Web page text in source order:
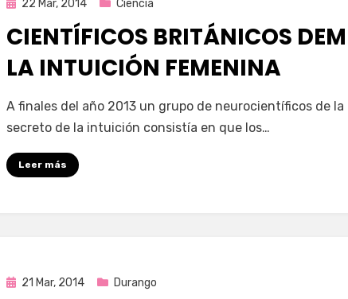
22 Mar, 2014 Ciencia
CIENTÍFICOS BRITÁNICOS
LA INTUICIÓN FEMENINA
porEnrique
A finales del año 2013 un grupo de neurocientíficos de
secreto de la intuición consistía en que los…
Leer más
Publicada
21 Mar, 2014 Durango